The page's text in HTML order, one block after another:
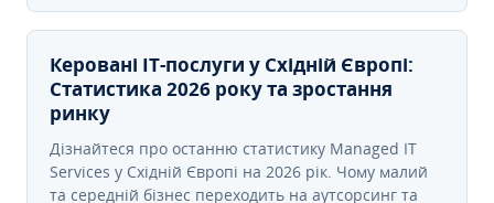
Керовані ІТ-послуги у Східній Європі:
Статистика 2026 року та зростання
ринку
Дізнайтеся про останню статистику Managed IT
Services у Східній Європі на 2026 рік. Чому малий
та середній бізнес переходить на аутсорсинг та